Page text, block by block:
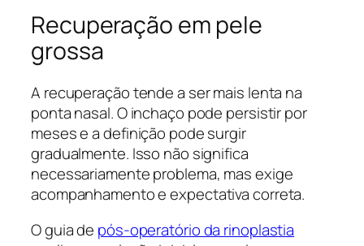
Recuperação em pele
grossa
A recuperação tende a ser mais lenta na
ponta nasal. O inchaço pode persistir por
meses e a definição pode surgir
gradualmente. Isso não significa
necessariamente problema, mas exige
acompanhamento e expectativa correta.
O guia de pós-operatório da rinoplastia